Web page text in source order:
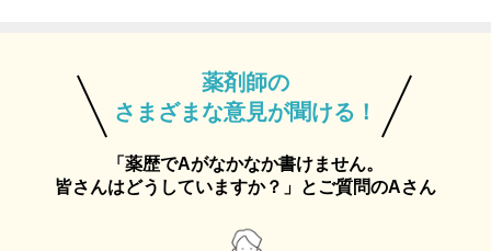
薬剤師の
さまざまな意見が聞ける！
「薬歴でAがなかなか書けません。
皆さんはどうしていますか？」とご質問のAさん